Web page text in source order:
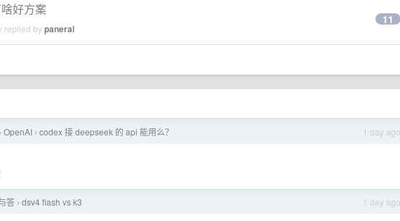
好方案
replied bypanerai
11
1 day ago
› OpenAI › codex 接 deepseek 的 api 能用么？
1 day ago
答 › dsv4 flash vs k3